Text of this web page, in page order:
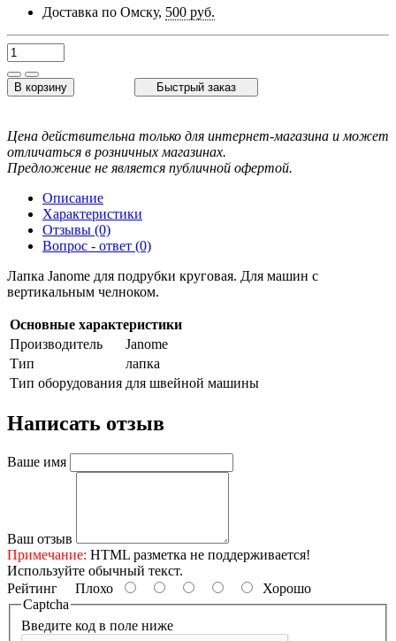
Доставка по Омску, 500 руб.
В корзину Быстрый заказ
Цена действительна только для интернет-магазина и может
отличаться в розничных магазинах.
Предложение не является публичной офертой.
Описание
Характеристики
Отзывы (0)
Вопрос - ответ (0)
Лапка Janome для подрубки круговая. Для машин с
вертикальным челноком.
Основные характеристики
Производитель
Janome
Тип
лапка
Тип оборудования для швейной машины
Написать отзыв
Ваше имя
Ваш отзыв
Примечание: HTML разметка не поддерживается!
Используйте обычный текст.
Рейтинг Плохо
Хорошо
Captcha
Введите код в поле ниже